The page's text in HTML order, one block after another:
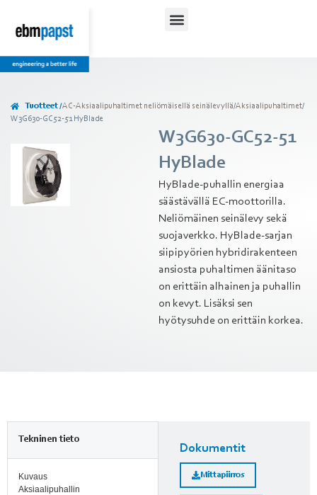
Tuotteet /AC-Aksiaalipuhaltimet neliömäisellä seinälevyllä/Aksiaalipuhaltimet/
W3G630-GC52-51 HyBlade
W3G630-GC52-51
HyBlade
HyBlade-puhallin energiaa
säästävällä EC-moottorilla.
Neliömäinen seinälevy sekä
suojaverkko. HyBlade-sarjan
siipipyörien hybridirakenteen
ansiosta puhaltimen äänitaso
on erittäin alhainen ja puhallin
on kevyt. Lisäksi sen
hyötysuhde on erittäin korkea.
Tekninen tieto
Kuvaus
Aksiaalipuhallin
Dokumentit
Mittapiirros